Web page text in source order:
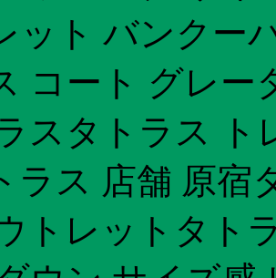
ット バンクー
コート グレー
スタトラス ト
ラス 店舗 原宿
トレットタト